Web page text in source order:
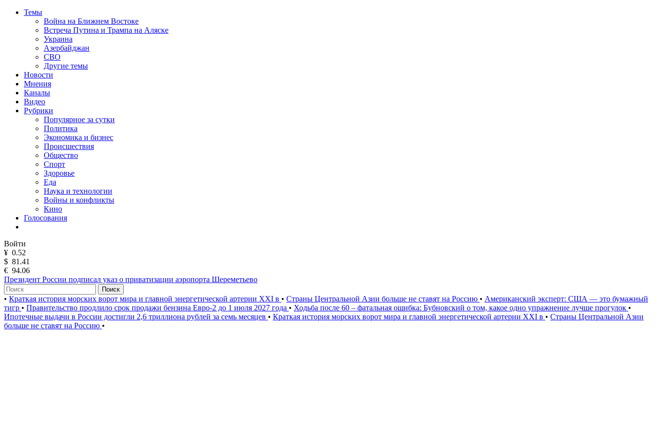
Темы
Война на Ближнем Востоке
Встреча Путина и Трампа на Аляске
Украина
Азербайджан
СВО
Другие темы
Новости
Мнения
Каналы
Видео
Рубрики
Популярное за сутки
Политика
Экономика и бизнес
Происшествия
Общество
Спорт
Здоровье
Еда
Наука и технологии
Войны и конфликты
Кино
Голосования
Войти
¥ 0.52
$ 81.41
€ 94.06
Президент России подписал указ о приватизации аэропорта Шереметьево
Поиск
• Краткая история морских ворот мира и главной энергетической артерии XXI в • Страны Центральной Азии больше не ставят на Россию • Американский эксперт: США — это бумажный
тигр • Правительство продлило срок продажи бензина Евро-2 до 1 июля 2027 года • Ходьба после 60 – фатальная ошибка: Бубновский о том, какое одно упражнение лучше прогулок •
Ипотечные выдачи в России достигли 2,6 триллиона рублей за семь месяцев • Краткая история морских ворот мира и главной энергетической артерии XXI в • Страны Центральной Азии
больше не ставят на Россию •